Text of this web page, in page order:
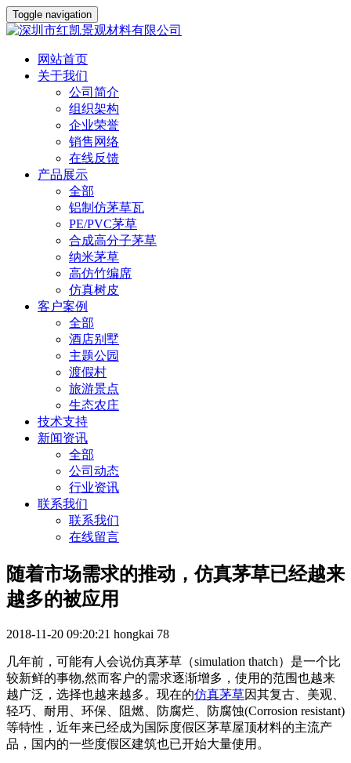
Toggle navigation
网站首页
关于我们
公司简介
组织架构
企业荣誉
销售网络
在线反馈
产品展示
全部
铝制仿茅草瓦
PE/PVC茅草
合成高分子茅草
纳米茅草
高仿竹编席
仿真树皮
客户案例
全部
酒店别墅
主题公园
渡假村
旅游景点
生态农庄
技术支持
新闻资讯
全部
公司动态
行业资讯
联系我们
联系我们
在线留言
随着市场需求的推动，仿真茅草已经越来
越多的被应用
2018-11-20 09:20:21 hongkai 78
几年前，可能有人会说仿真茅草（simulation thatch）是一个比
较新鲜的事物,然而客户的需求逐渐增多，使用的范围也越来
越广泛，选择也越来越多。现在的仿真茅草因其复古、美观、
轻巧、耐用、环保、阻燃、防腐烂、防腐蚀(Corrosion resistant)
等特性，近年来已经成为国际度假区茅草屋顶材料的主流产
品，国内的一些度假区建筑也已开始大量使用。